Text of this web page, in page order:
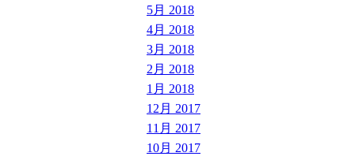
5月 2018
4月 2018
3月 2018
2月 2018
1月 2018
12月 2017
11月 2017
10月 2017